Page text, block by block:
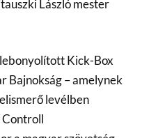
László mester
Kick-Box
Bajnokság – amelynek
levélben
Controll